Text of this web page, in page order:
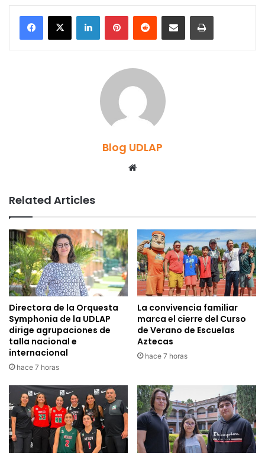
LinkedInPinterestReddit Share via Email Print
Blog UDLAP
Related Articles
Directora de la Orquesta
Symphonia de la UDLAP
dirige agrupaciones de
talla nacional e
internacional
hace 7 horas
La convivencia familiar
marca el cierre del Curso
de Verano de Escuelas
Aztecas
hace 7 horas